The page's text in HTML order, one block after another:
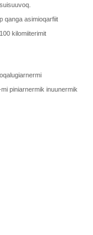
qanga asimioqarfiit
kilomiiterimit
piniarnermik inuunermik